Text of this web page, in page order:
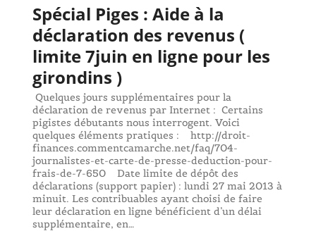
Spécial Piges : Aide à la
déclaration des revenus (
limite 7juin en ligne pour les
girondins )
Quelques jours supplémentaires pour la
déclaration de revenus par Internet : Certains
pigistes débutants nous interrogent. Voici
quelques éléments pratiques : http://droit-
finances.commentcamarche.net/faq/704-
journalistes-et-carte-de-presse-deduction-pour-
frais-de-7-650 Date limite de dépôt des
déclarations (support papier) : lundi 27 mai 2013 à
minuit. Les contribuables ayant choisi de faire
leur déclaration en ligne bénéficient d’un délai
supplémentaire, en…